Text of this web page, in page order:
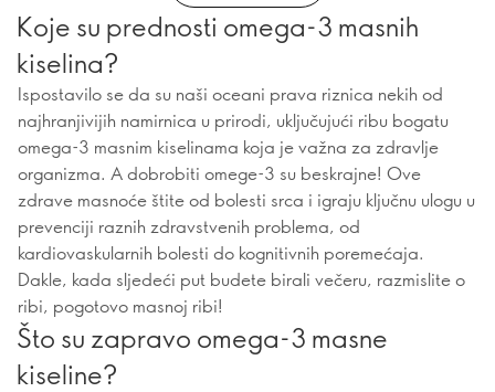
Koje su prednosti omega-3 masnih
kiselina?
Ispostavilo se da su naši oceani prava riznica nekih od
najhranjivijih namirnica u prirodi, uključujući ribu bogatu
omega-3 masnim kiselinama koja je važna za zdravlje
organizma. A dobrobiti omege-3 su beskrajne! Ove
zdrave masnoće štite od bolesti srca i igraju ključnu ulogu u
prevenciji raznih zdravstvenih problema, od
kardiovaskularnih bolesti do kognitivnih poremećaja.
Dakle, kada sljedeći put budete birali večeru, razmislite o
ribi, pogotovo masnoj ribi!
Što su zapravo omega-3 masne
kiseline?